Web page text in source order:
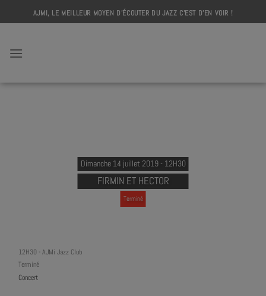
to
AJMI, LE MEILLEUR MOYEN D'ÉCOUTER DU JAZZ C'EST D'EN VOIR !
Dimanche 14 juillet 2019 - 12H30
FIRMIN ET HECTOR
Terminé
12H30 - AJMi Jazz Club
Terminé
Concert